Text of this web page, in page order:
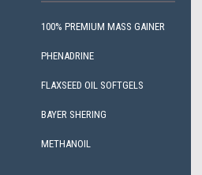
100% PREMIUM MASS GAINER
PHENADRINE
FLAXSEED OIL SOFTGELS
BAYER SHERING
METHANOIL